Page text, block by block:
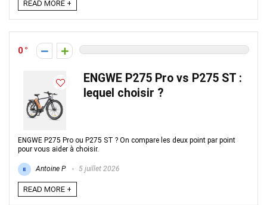
READ MORE +
0
ENGWE P275 Pro vs P275 ST :
lequel choisir ?
ENGWE P275 Pro ou P275 ST ? On compare les deux point par point
pour vous aider à choisir.
Antoine P 5 juillet 2026
READ MORE +